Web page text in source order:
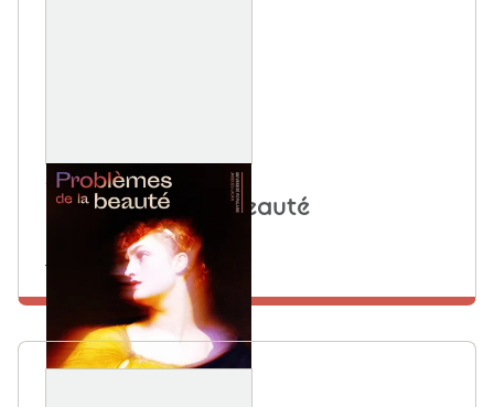
Problèmes de la beauté
21 JUIN 2025
Maison de la Mutualité
En savoir plus